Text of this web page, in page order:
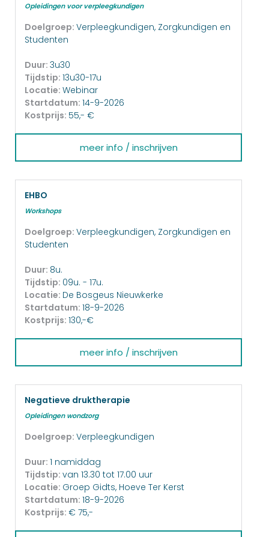
Opleidingen voor verpleegkundigen
Doelgroep: Verpleegkundigen, Zorgkundigen en
Studenten
Duur: 3u30
Tijdstip: 13u30-17u
Locatie: Webinar
Startdatum: 14-9-2026
Kostprijs: 55,- €
meer info / inschrijven
EHBO
Workshops
Doelgroep: Verpleegkundigen, Zorgkundigen en
Studenten
Duur: 8u.
Tijdstip: 09u. - 17u.
Locatie: De Bosgeus Nieuwkerke
Startdatum: 18-9-2026
Kostprijs: 130,-€
meer info / inschrijven
Negatieve druktherapie
Opleidingen wondzorg
Doelgroep: Verpleegkundigen
Duur: 1 namiddag
Tijdstip: van 13.30 tot 17.00 uur
Locatie: Groep Gidts, Hoeve Ter Kerst
Startdatum: 18-9-2026
Kostprijs: € 75,-